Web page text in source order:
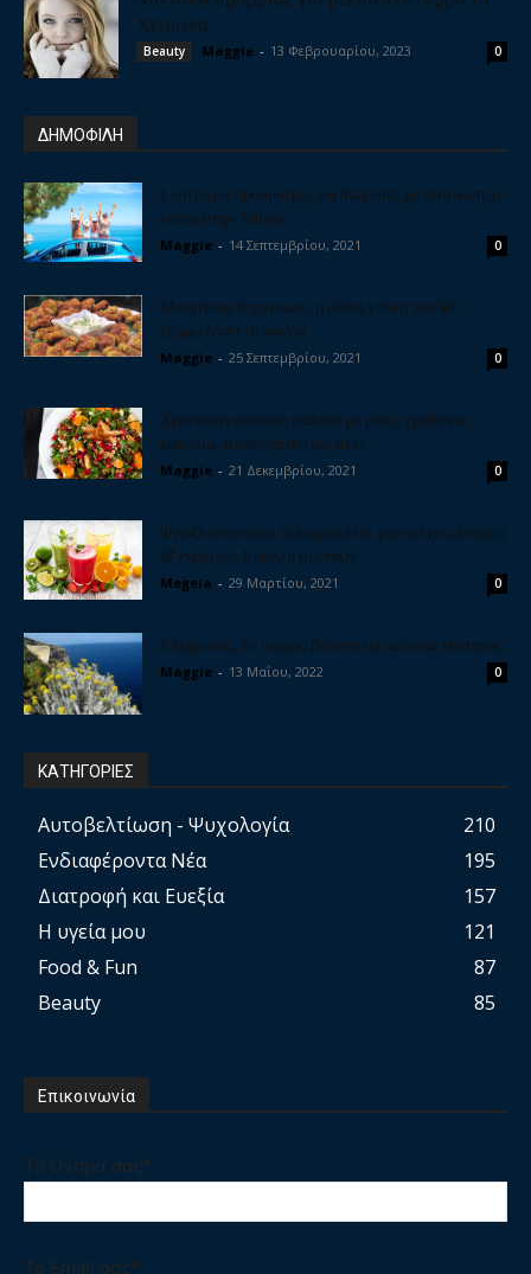
Χειμώνα
Beauty Maggie - 13 Φεβρουαρίου, 2023 0
ΔΗΜΟΦΙΛΗ
5 υπέροχοι προορισμοί για διακοπές με αυτοκίνητο
κοντά στην Αθήνα
Maggie - 14 Σεπτεμβρίου, 2021 0
Μπιφτέκια λαχανικών, η θεϊκή γεύση που θα
ξετρελλάνει τα παιδιά
Maggie - 25 Σεπτεμβρίου, 2021 0
Χριστουγεννιάτικη σαλάτα με ρόδι, γραβιέρα,
καρύδια, μπαλσάμικο και μέλι
Maggie - 21 Δεκεμβρίου, 2021 0
Φτιάξε σπιτικούς ηλεκτρολύτες για να έχεις δύναμη
& ενέργεια. Εύκολη συνταγή
Megeia - 29 Μαρτίου, 2021 0
Ελίχρυσος, το ισχυρό βότανο της αιώνιας νεότητας
Maggie - 13 Μαΐου, 2022 0
ΚΑΤΗΓΟΡΙΕΣ
Αυτοβελτίωση - Ψυχολογία
210
Ενδιαφέροντα Νέα
195
Διατροφή και Ευεξία
157
Η υγεία μου
121
Food & Fun
87
Beauty
85
Επικοινωνία
Το Ονομα σας*
Το Email σας*